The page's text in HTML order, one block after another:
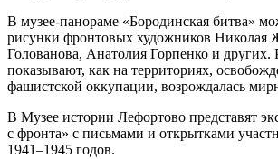
В музее-панораме «Бородинская битва»
рисунки фронтовых художников Николая
Голованова, Анатолия Горпенко и других.
показывают, как на территориях,
фашистской оккупации, возрождалась
В Музее истории Лефортово представят
с фронта» с письмами и открытками
1941–1945 годов.